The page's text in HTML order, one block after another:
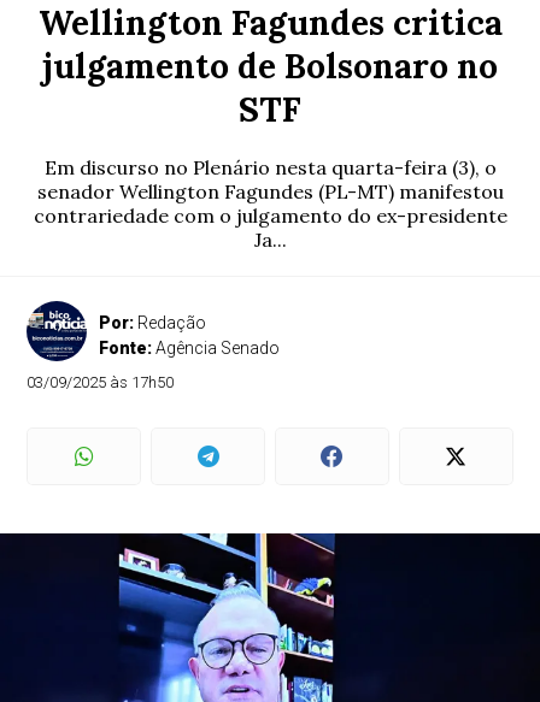
Wellington Fagundes critica
julgamento de Bolsonaro no
STF
Em discurso no Plenário nesta quarta-feira (3), o
senador Wellington Fagundes (PL-MT) manifestou
contrariedade com o julgamento do ex-presidente
Ja...
Por: Redação
Fonte:Agência Senado
03/09/2025 às 17h50